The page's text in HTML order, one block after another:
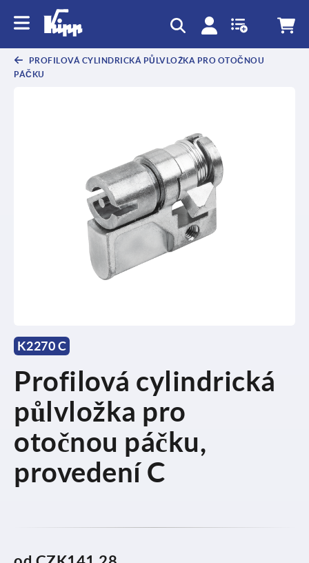
PROFILOVÁ CYLINDRICKÁ PŮLVLOŽKA PRO OTOČNOU
PÁČKU
K2270 C
Profilová cylindrická
půlvložka pro
otočnou páčku,
provedení C